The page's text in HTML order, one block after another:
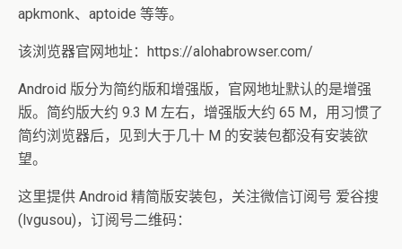
apkmonk、aptoide 等等。
该浏览器官网地址：https://alohabrowser.com/
Android 版分为简约版和增强版，官网地址默认的是增强
版。简约版大约 9.3 M 左右，增强版大约 65 M，用习惯了
简约浏览器后，见到大于几十 M 的安装包都没有安装欲
望。
这里提供 Android 精简版安装包，关注微信订阅号 爱谷搜
(lvgusou)，订阅号二维码：